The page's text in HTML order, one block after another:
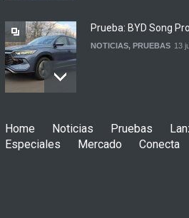
Prueba: BYD Song
NOTICIAS, PRUEBAS 13
Rubicon 2p
Home Noticias Pruebas
Especiales
Mercado Conecta